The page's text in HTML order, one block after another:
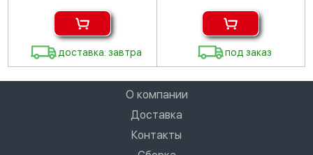
доставка: завтра под заказ
О компании
Доставка
Контакты